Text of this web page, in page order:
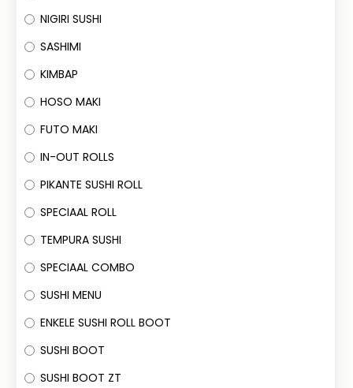
NIGIRI SUSHI
SASHIMI
KIMBAP
HOSO MAKI
FUTO MAKI
IN-OUT ROLLS
PIKANTE SUSHI ROLL
SPECIAAL ROLL
TEMPURA SUSHI
SPECIAAL COMBO
SUSHI MENU
ENKELE SUSHI ROLL BOOT
SUSHI BOOT
SUSHI BOOT ZT